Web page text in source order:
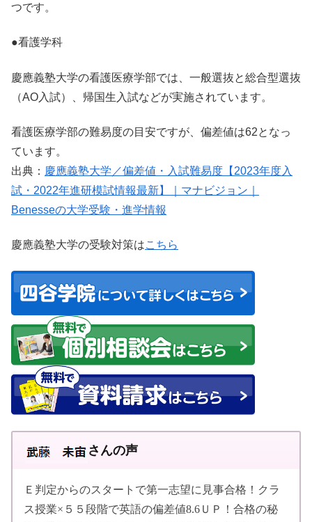
つです。
●看護学科
慶應義塾大学の看護医療学部では、一般選抜と総合型選抜
（AO入試）、帰国生入試などが実施されています。
看護医療学部の難易度の目安ですが、偏差値は62となっ
ています。
出典： 慶應義塾大学／偏差値・入試難易度【2023年度入
試・2022年進研模試情報最新】｜マナビジョン｜
Benesseの大学受験・進学情報
慶應義塾大学の受験対策はこちら
さんの声
Ｅ判定からのスタートで第一志望に見事合格！クラ
ス授業×５５段階で英語の偏差値8.6ＵＰ！合格の秘